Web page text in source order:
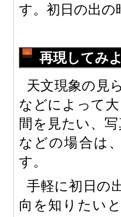
す。初日の出
再現してみ
天文現象の見
などによって
間を見たい、
などの場合は
す。
手軽に初日の
向を知りたい